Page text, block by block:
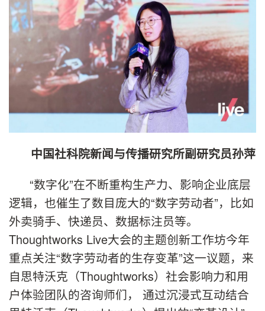
中国社科院新闻与传播研究所副研究员孙萍
“数字化”在不断重构生产力、影响企业底层
逻辑，也催生了数目庞大的“数字劳动者”，比如
外卖骑手、快递员、数据标注员等。
Thoughtworks Live大会的主题创新工作坊今年
重点关注“数字劳动者的生存变革”这一议题，来
自思特沃克（Thoughtworks）社会影响力和用
户体验团队的咨询师们， 通过沉浸式互动结合